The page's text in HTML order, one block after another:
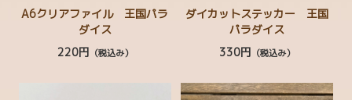
ボルネオ保全プロジェクト
まもろうPROJECT ユキヒョウ
チャリティーコーナー
A6クリアファイル 王国パラ
ダイス
220円 （税込み）
ダイカットステッカー 王国
パラダイス
330円 （税込み）